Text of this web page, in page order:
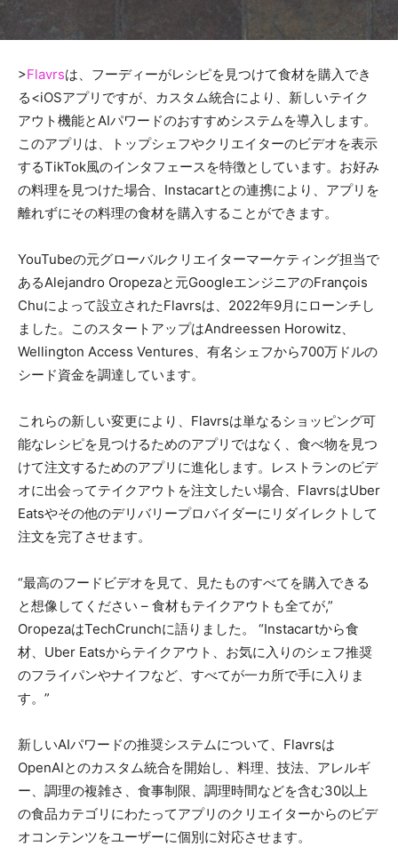
>Flavrsは、フーディーがレシピを見つけて食材を購入でき
る<iOSアプリですが、カスタム統合により、新しいテイク
アウト機能とAIパワードのおすすめシステムを導入します。
このアプリは、トップシェフやクリエイターのビデオを表示
するTikTok風のインタフェースを特徴としています。お好み
の料理を見つけた場合、Instacartとの連携により、アプリを
離れずにその料理の食材を購入することができます。
YouTubeの元グローバルクリエイターマーケティング担当で
あるAlejandro Oropezaと元GoogleエンジニアのFrançois
Chuによって設立されたFlavrsは、2022年9月にローンチし
ました。このスタートアップはAndreessen Horowitz、
Wellington Access Ventures、有名シェフから700万ドルの
シード資金を調達しています。
これらの新しい変更により、Flavrsは単なるショッピング可
能なレシピを見つけるためのアプリではなく、食べ物を見つ
けて注文するためのアプリに進化します。レストランのビデ
オに出会ってテイクアウトを注文したい場合、FlavrsはUber
Eatsやその他のデリバリープロバイダーにリダイレクトして
注文を完了させます。
“最高のフードビデオを見て、見たものすべてを購入できる
と想像してください – 食材もテイクアウトも全てが,”
OropezaはTechCrunchに語りました。 “Instacartから食
材、Uber Eatsからテイクアウト、お気に入りのシェフ推奨
のフライパンやナイフなど、すべてが一カ所で手に入りま
す。”
新しいAIパワードの推奨システムについて、Flavrsは
OpenAIとのカスタム統合を開始し、料理、技法、アレルギ
ー、調理の複雑さ、食事制限、調理時間などを含む30以上
の食品カテゴリにわたってアプリのクリエイターからのビデ
オコンテンツをユーザーに個別に対応させます。